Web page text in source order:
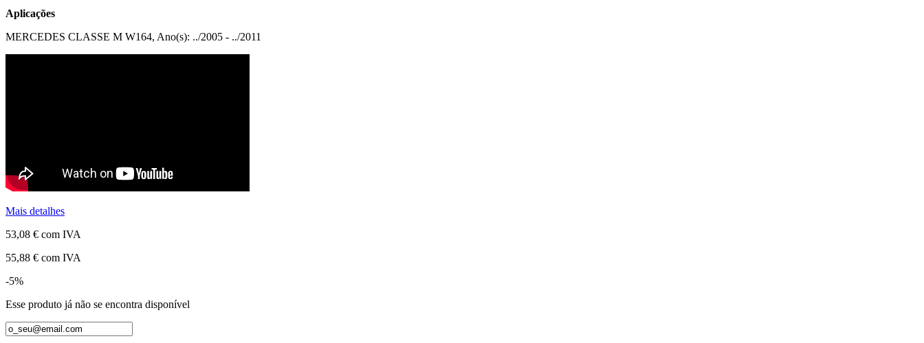
Aplicações
MERCEDES CLASSE M W164, Ano(s): ../2005 - ../2011
Mais detalhes
53,08 € com IVA
55,88 € com IVA
-5%
Esse produto já não se encontra disponível